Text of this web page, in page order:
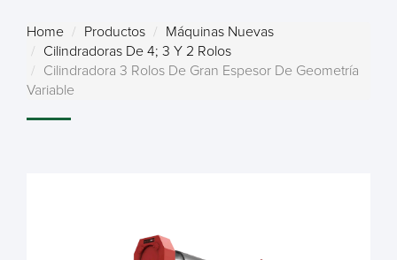
MÁQUINAS
NUEVAS
Home Productos
Máquinas Nuevas
Cilindradoras De 4; 3 Y 2 Rolos
Cilindradora 3 Rolos De Gran Espesor De Geometría
Variable